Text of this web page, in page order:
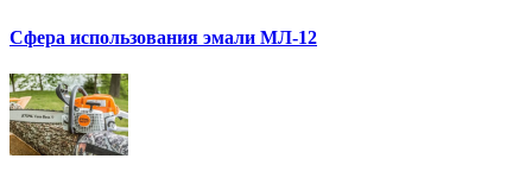
Сфера использования эмали МЛ-12